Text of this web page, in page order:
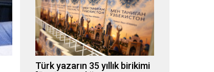
Türk yazarın 35 yıllık birikimi